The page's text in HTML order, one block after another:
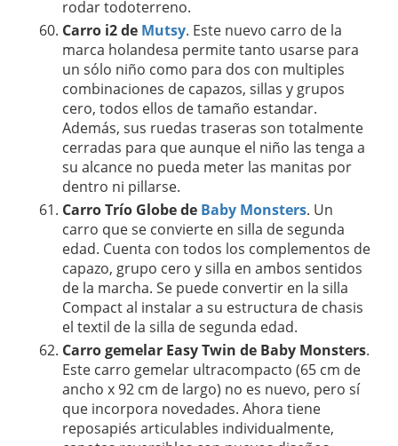
rodar todoterreno.
Carro i2 de Mutsy. Este nuevo carro de la
marca holandesa permite tanto usarse para
un sólo niño como para dos con multiples
combinaciones de capazos, sillas y grupos
cero, todos ellos de tamaño estandar.
Además, sus ruedas traseras son totalmente
cerradas para que aunque el niño las tenga a
su alcance no pueda meter las manitas por
dentro ni pillarse.
Carro Trío Globe de Baby Monsters. Un
carro que se convierte en silla de segunda
edad. Cuenta con todos los complementos de
capazo, grupo cero y silla en ambos sentidos
de la marcha. Se puede convertir en la silla
Compact al instalar a su estructura de chasis
el textil de la silla de segunda edad.
Carro gemelar Easy Twin de Baby Monsters.
Este carro gemelar ultracompacto (65 cm de
ancho x 92 cm de largo) no es nuevo, pero sí
que incorpora novedades. Ahora tiene
reposapiés articulables individualmente,